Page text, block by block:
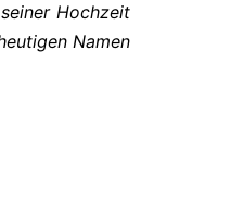
Hochzeit
Namen